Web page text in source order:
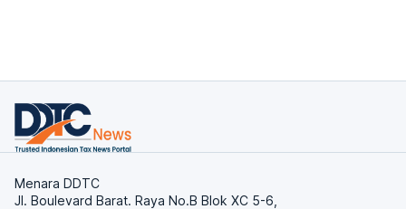
Menara DDTC
Jl. Boulevard Barat. Raya No.B Blok XC 5-6,